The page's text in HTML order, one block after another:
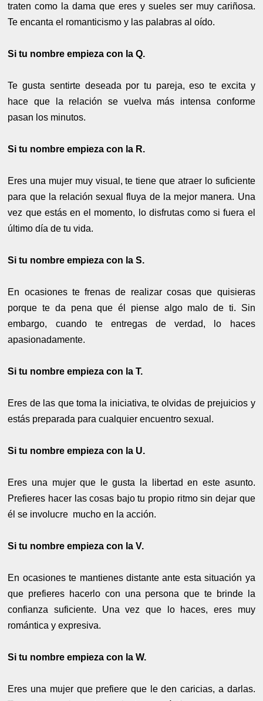
traten como la dama que eres y sueles ser muy cariñosa.
Te encanta el romanticismo y las palabras al oído.
Si tu nombre empieza con la Q.
Te gusta sentirte deseada por tu pareja, eso te excita y
hace que la relación se vuelva más intensa conforme
pasan los minutos.
Si tu nombre empieza con la R.
Eres una mujer muy visual, te tiene que atraer lo suficiente
para que la relación sexual fluya de la mejor manera. Una
vez que estás en el momento, lo disfrutas como si fuera el
último día de tu vida.
Si tu nombre empieza con la S.
En ocasiones te frenas de realizar cosas que quisieras
porque te da pena que él piense algo malo de ti. Sin
embargo, cuando te entregas de verdad, lo haces
apasionadamente.
Si tu nombre empieza con la T.
Eres de las que toma la iniciativa, te olvidas de prejuicios y
estás preparada para cualquier encuentro sexual.
Si tu nombre empieza con la U.
Eres una mujer que le gusta la libertad en este asunto.
Prefieres hacer las cosas bajo tu propio ritmo sin dejar que
él se involucre mucho en la acción.
Si tu nombre empieza con la V.
En ocasiones te mantienes distante ante esta situación ya
que prefieres hacerlo con una persona que te brinde la
confianza suficiente. Una vez que lo haces, eres muy
romántica y expresiva.
Si tu nombre empieza con la W.
Eres una mujer que prefiere que le den caricias, a darlas.